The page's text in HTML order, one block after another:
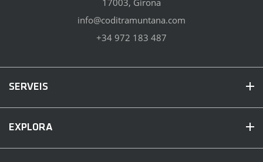
17003, Girona
info@coditramuntana.com
+34 972 183 487
SERVEIS
EXPLORA